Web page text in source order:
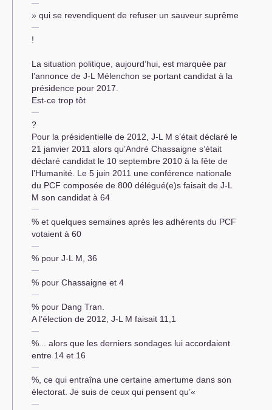
» qui se revendiquent de refuser un sauveur suprême
!
La situation politique, aujourd’hui, est marquée par
l’annonce de J-L Mélenchon se portant candidat à la
présidence pour 2017.
Est-ce trop tôt
?
Pour la présidentielle de 2012, J-L M s’était déclaré le
21 janvier 2011 alors qu’André Chassaigne s’était
déclaré candidat le 10 septembre 2010 à la fête de
l’Humanité. Le 5 juin 2011 une conférence nationale
du PCF composée de 800 délégué(e)s faisait de J-L
M son candidat à 64
% et quelques semaines après les adhérents du PCF
votaient à 60
% pour J-L M, 36
% pour Chassaigne et 4
% pour Dang Tran.
A l’élection de 2012, J-L M faisait 11,1
%... alors que les derniers sondages lui accordaient
entre 14 et 16
%, ce qui entraîna une certaine amertume dans son
électorat. Je suis de ceux qui pensent qu’«